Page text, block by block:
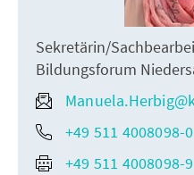
Sekretärin/
Bildungsforum
+49 511 4008098-0
+49 511 4008098-9